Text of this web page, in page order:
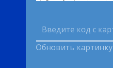
Обновить картинку